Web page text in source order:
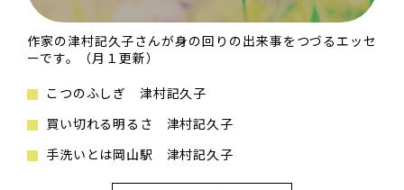
作家の津村記久子さんが身の回りの出来事をつづるエッセ
ーです。（月１更新）
こつのふしぎ 津村記久子
買い切れる明るさ 津村記久子
手洗いとは岡山駅 津村記久子